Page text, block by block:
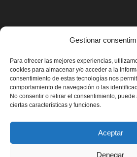
Gestionar
Para ofrecer las mejores experiencias,
cookies para almacenar y/o acceder a la
consentimiento de estas tecnologías nos
comportamiento de navegación o las
No consentir o retirar el consentimiento,
ciertas características y funciones.
Aceptar
Denegar